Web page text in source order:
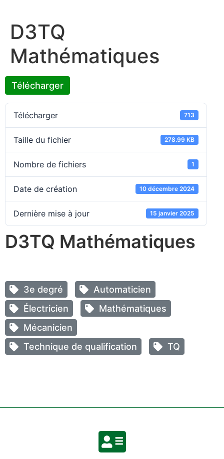
D3TQ
Mathématiques
Télécharger
Télécharger 713
Taille du fichier 278.99 KB
Nombre de fichiers 1
Date de création 10 décembre 2024
Dernière mise à jour 15 janvier 2025
D3TQ Mathématiques
3e degré
Automaticien
Électricien
Mathématiques
Mécanicien
Technique de qualification
TQ